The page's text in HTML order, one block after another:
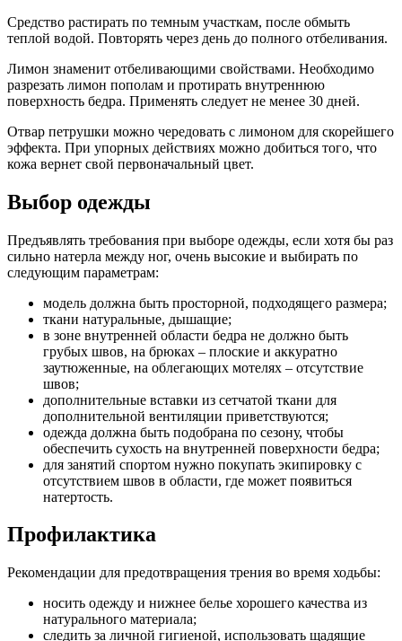
Средство растирать по темным участкам, после обмыть
теплой водой. Повторять через день до полного отбеливания.
Лимон знаменит отбеливающими свойствами. Необходимо
разрезать лимон пополам и протирать внутреннюю
поверхность бедра. Применять следует не менее 30 дней.
Отвар петрушки можно чередовать с лимоном для скорейшего
эффекта. При упорных действиях можно добиться того, что
кожа вернет свой первоначальный цвет.
Выбор одежды
Предъявлять требования при выборе одежды, если хотя бы раз
сильно натерла между ног, очень высокие и выбирать по
следующим параметрам:
модель должна быть просторной, подходящего размера;
ткани натуральные, дышащие;
в зоне внутренней области бедра не должно быть
грубых швов, на брюках – плоские и аккуратно
заутюженные, на облегающих мотелях – отсутствие
швов;
дополнительные вставки из сетчатой ткани для
дополнительной вентиляции приветствуются;
одежда должна быть подобрана по сезону, чтобы
обеспечить сухость на внутренней поверхности бедра;
для занятий спортом нужно покупать экипировку с
отсутствием швов в области, где может появиться
натертость.
Профилактика
Рекомендации для предотвращения трения во время ходьбы:
носить одежду и нижнее белье хорошего качества из
натурального материала;
следить за личной гигиеной, использовать щадящие